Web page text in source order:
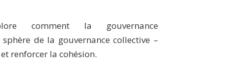
comment la gouvernance
de la gouvernance collective –
renforcer la cohésion.